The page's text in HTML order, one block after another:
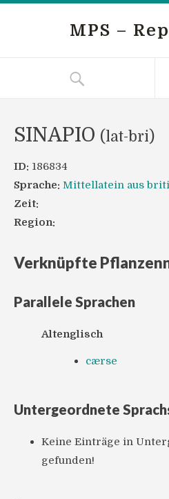
MPS –
SINAPIO (lat-bri)
ID: 186834
Sprache: Mittellatein aus
Zeit:
Region:
Verknüpfte
Parallele Sprachen
Altenglisch
cærse
Untergeordnete
Keine Einträge in
gefunden!